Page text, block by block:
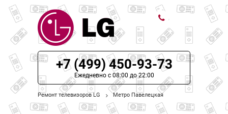
ЦЕНЫ НА РЕМОНТ
О СЕРВИСЕ
МОДЕЛИ LG
+7 (499) 450-93-73
Ежедневно с 08:00 до 22:00
Ремонт телевизоров LG Метро Павелецкая